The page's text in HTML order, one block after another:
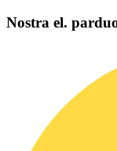
Nostra el.